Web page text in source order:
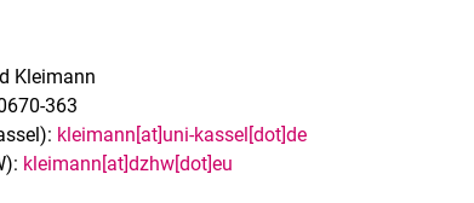
Kleimann
363
kleimann[at]uni-kassel[dot]de
kleimann[at]dzhw[dot]eu